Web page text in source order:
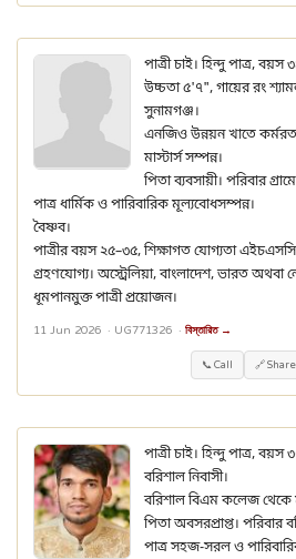
পাত্রী চাই। হিন্দু পাত্র,
উচ্চতা ৫'৭", গায়ের রং
সুনামগঞ্জ।
এনজিও উন্নয়ন খাতে
মাস্টার্স সম্পন্ন।
পিতা ব্যবসায়ী। পরিবার
পাত্র ধার্মিক ও পারিবারিক মূল্যবোধসম্পন্ন।
বৈষ্ণব।
পাত্রীর বয়স ২৫–৩৫, শিক্ষাগত যোগ্যতা এইচএসসি
গ্রহণযোগ্য। অস্ট্রেলিয়া, বাংলাদেশ, ভারত অথবা
ধূমপানমুক্ত পাত্রী প্রয়োজন।
11 Jun 2026 · UG771326 · বিস্তারিত →
📞 Call 🔗 Share
পাত্রী চাই। হিন্দু পাত্র,
বরিশাল নিবাসী।
বরিশাল বিএম কলেজ থেকে
পিতা অবসরপ্রাপ্ত। পরিবার
পাত্র সহজ-সরল ও